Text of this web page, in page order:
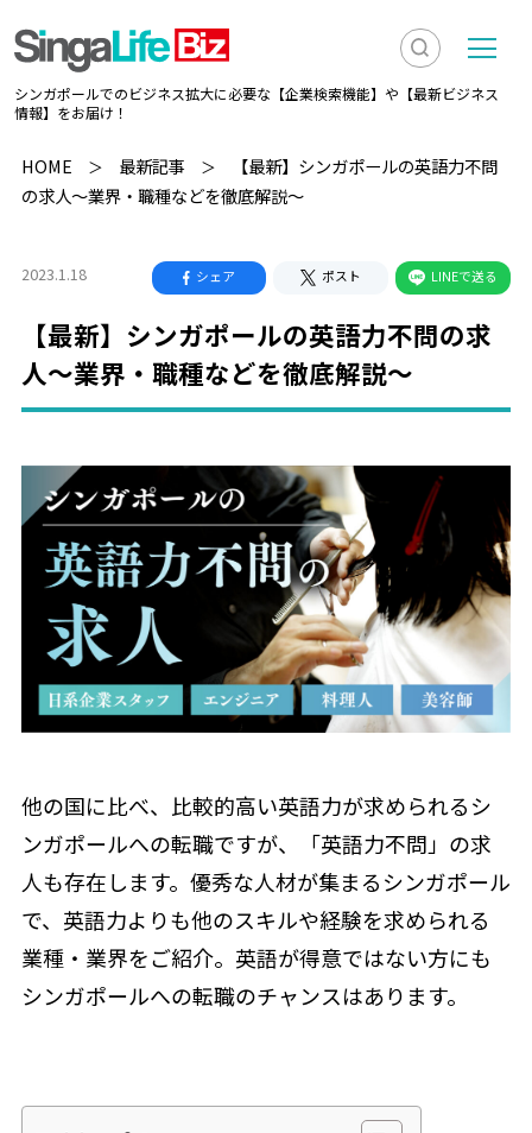
シンガポールでのビジネス拡大に必要な【企業検索機能】や【最新ビジネス
情報】をお届け！
検
検
索
表
メ
ニ
ー
HOME 最新記事
【最新】シンガポールの英語力不問
の求人～業界・職種などを徹底解説～
2023.1.18 シェア ポスト LINEで送る
【最新】シンガポールの英語力不問の求
人～業界・職種などを徹底解説～
他の国に比べ、比較的高い英語力が求められるシ
ンガポールへの転職ですが、「英語力不問」の求
人も存在します。優秀な人材が集まるシンガポール
で、英語力よりも他のスキルや経験を求められる
業種・業界をご紹介。英語が得意ではない方にも
シンガポールへの転職のチャンスはあります。